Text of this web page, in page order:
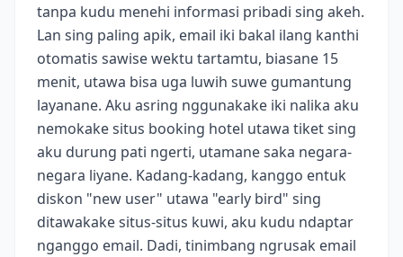
tanpa kudu menehi informasi pribadi sing akeh.
Lan sing paling apik, email iki bakal ilang kanthi
otomatis sawise wektu tartamtu, biasane 15
menit, utawa bisa uga luwih suwe gumantung
layanane. Aku asring nggunakake iki nalika aku
nemokake situs booking hotel utawa tiket sing
aku durung pati ngerti, utamane saka negara-
negara liyane. Kadang-kadang, kanggo entuk
diskon "new user" utawa "early bird" sing
ditawakake situs-situs kuwi, aku kudu ndaptar
nganggo email. Dadi, tinimbang ngrusak email